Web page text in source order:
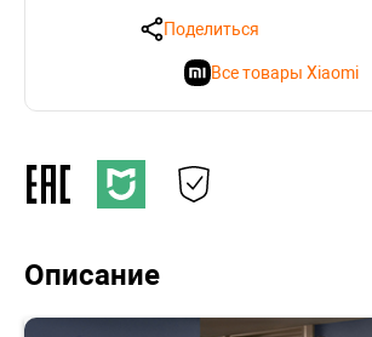
Поделиться
Все товары Xiaomi
Описание